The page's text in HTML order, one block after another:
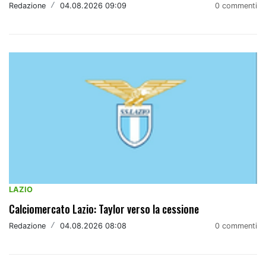
Redazione / 04.08.2026 09:09 0 commenti
LAZIO
Calciomercato Lazio: Taylor verso la cessione
Redazione / 04.08.2026 08:08 0 commenti